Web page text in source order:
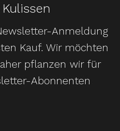
Anmeldung
Kauf. Wir möchten
pflanzen wir für
Abonnenten